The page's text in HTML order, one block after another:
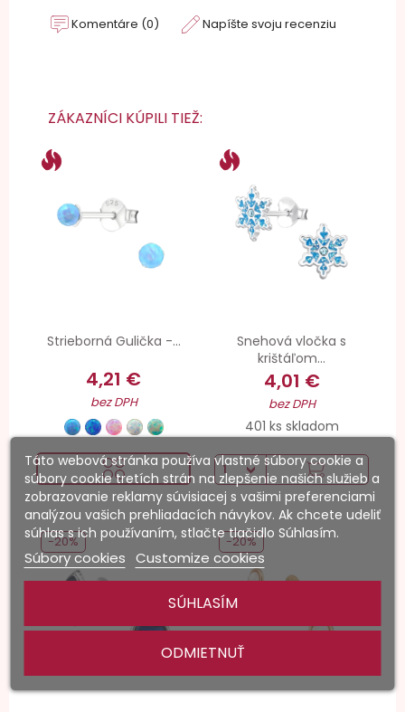
Komentáre (0) Napíšte svoju recenziu
ZÁKAZNÍCI KÚPILI TIEŽ:
Strieborná Gulička -...
4,21 €
bez DPH
Snehová vločka s
krištáľom...
4,01 €
bez DPH
401 ks skladom
-20% -20%
Táto webová stránka používa vlastné súbory cookie a
súbory cookie tretích strán na zlepšenie našich služieb a
zobrazovanie reklamy súvisiacej s vašimi preferenciami
analýzou vašich prehliadacích návykov. Ak chcete udeliť
súhlas s ich používaním, stlačte tlačidlo Súhlasím.
Súbory cookies Customize cookies
ODMIETNUŤ
SÚHLASÍM